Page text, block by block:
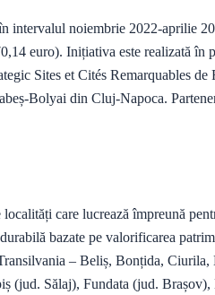
intervalul noiembrie 2022-aprilie
euro). Inițiativa este realizată în
Sites et Cités Remarquables de
Bolyai din Cluj-Napoca.
care lucrează împreună
bazate pe valorificarea
– Beliș, Bonțida,
Sălaj), Fundata (jud. Brașov),